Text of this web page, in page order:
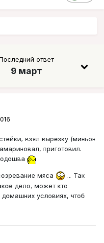
ответ
9 март
взял вырезку (миньон
приготовил.
мяса
... Так
дело, может кто
условиях, чтоб